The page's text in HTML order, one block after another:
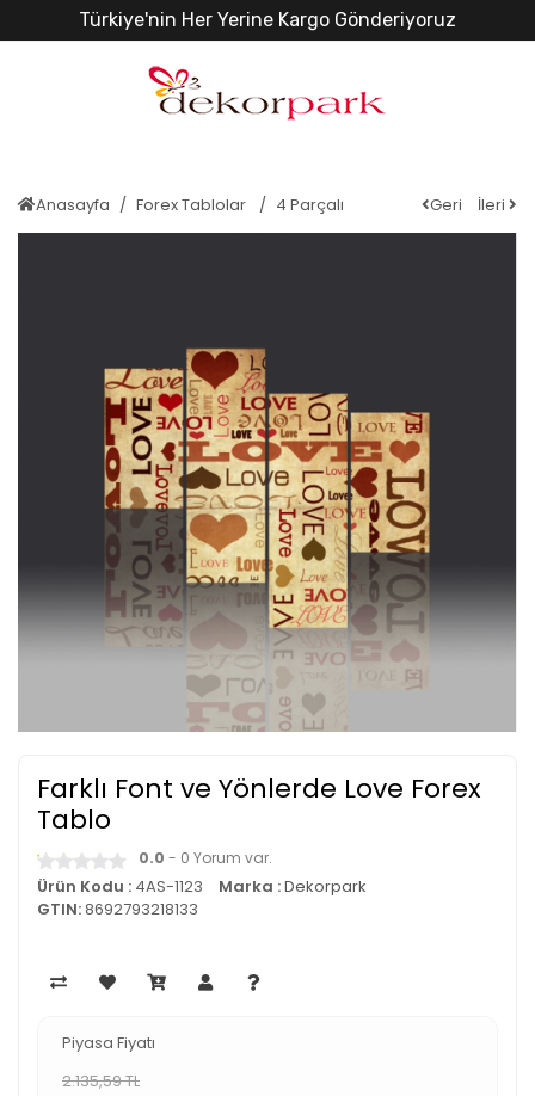
Türkiye'nin Her Yerine Kargo Gönderiyoruz
Anasayfa Forex Tablolar 4 Parçalı Geri İleri
Farklı Font ve Yönlerde Love Forex
Tablo
0.0 - 0 Yorum var.
Ürün Kodu : 4AS-1123 Marka :Dekorpark
GTIN:8692793218133
Piyasa Fiyatı
2.135,59 TL